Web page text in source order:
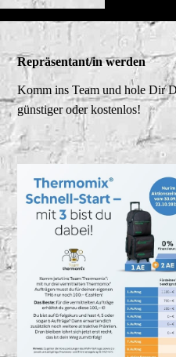
Repräsentant/in werden
Komm ins Team und hole Dir
günstiger oder kostenlos!